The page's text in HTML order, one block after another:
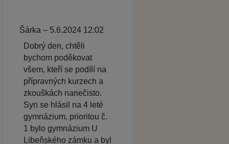
Šárka – 5.6.2024 12:02
Dobrý den, chtěli
bychom poděkovat
všem, kteří se podílí na
přípravných kurzech a
zkouškách nanečisto.
Syn se hlásil na 4 leté
gymnázium, prioritou č.
1 bylo gymnázium U
Libeňského zámku a byl